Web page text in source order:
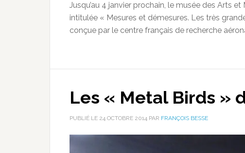
Jusqu’au 4 janvier prochain, le musée des Arts
intitulée « Mesures et démesures. Les très
conçue par le centre français de recherche
Les « Metal Birds »
PUBLIÉ LE 24 OCTOBRE 2014 PAR FRANÇOIS BESSE